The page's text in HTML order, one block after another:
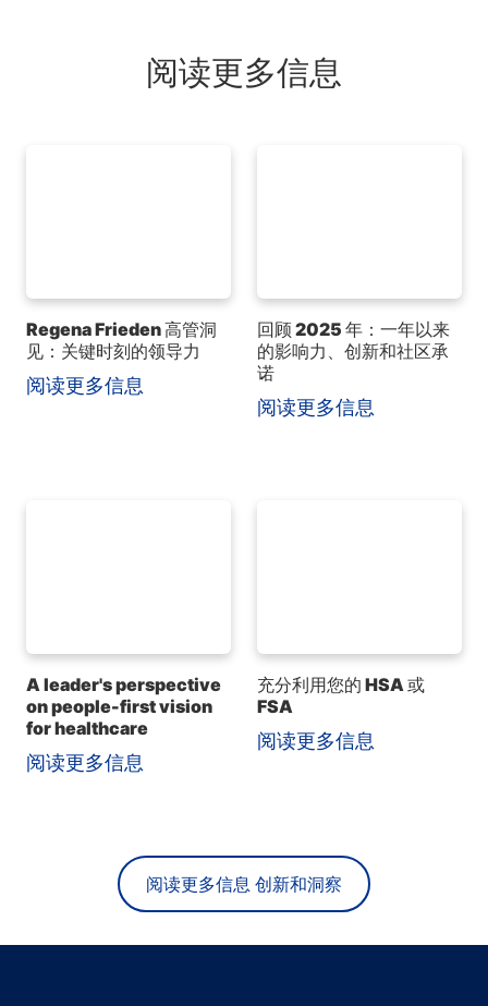
阅读更多信息
Regena Frieden 高管洞
见：关键时刻的领导力
阅读更多信息
回顾 2025 年：一年以来
的影响力、创新和社区承
诺
阅读更多信息
A leader's perspective
on people-first vision
for healthcare
阅读更多信息
充分利用您的 HSA 或
FSA
阅读更多信息
阅读更多信息 创新和洞察